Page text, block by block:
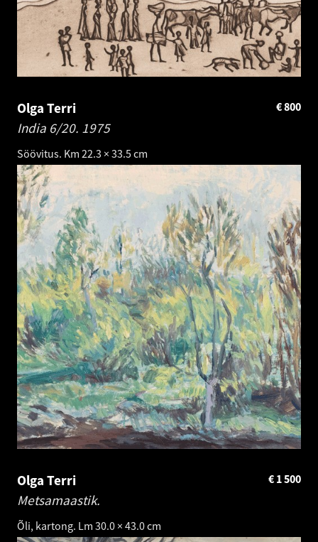
Olga Terri
India 6/20. 1975
Söövitus. Km 22.3 × 33.5 cm
800
€
Olga Terri
Metsamaastik.
Õli, kartong. Lm 30.0 × 43.0 cm
1 500
€